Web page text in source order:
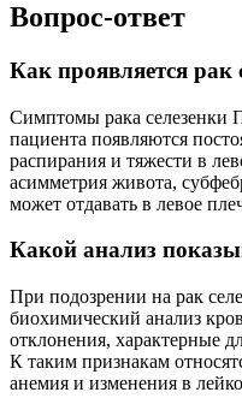
Вопрос-ответ
Как проявляется рак
Симптомы рака селезенки
пациента появляются
распирания и тяжести в
асимметрия живота,
может отдавать в левое
Какой анализ
При подозрении на рак
биохимический анализ
отклонения, характерные
К таким признакам
анемия и изменения в